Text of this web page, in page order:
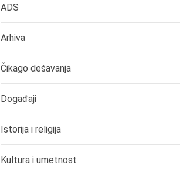
ADS
Arhiva
Čikago dešavanja
Događaji
Istorija i religija
Kultura i umetnost